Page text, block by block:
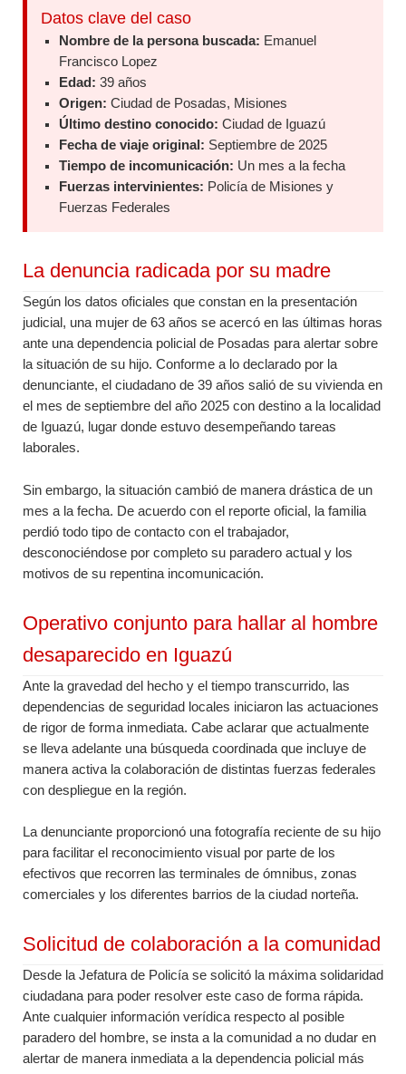
Datos clave del caso
Nombre de la persona buscada: Emanuel
Francisco Lopez
Edad: 39 años
Origen: Ciudad de Posadas, Misiones
Último destino conocido: Ciudad de Iguazú
Fecha de viaje original: Septiembre de 2025
Tiempo de incomunicación: Un mes a la fecha
Fuerzas intervinientes: Policía de Misiones y
Fuerzas Federales
La denuncia radicada por su madre
Según los datos oficiales que constan en la presentación
judicial, una mujer de 63 años se acercó en las últimas horas
ante una dependencia policial de Posadas para alertar sobre
la situación de su hijo. Conforme a lo declarado por la
denunciante, el ciudadano de 39 años salió de su vivienda en
el mes de septiembre del año 2025 con destino a la localidad
de Iguazú, lugar donde estuvo desempeñando tareas
laborales.
Sin embargo, la situación cambió de manera drástica de un
mes a la fecha. De acuerdo con el reporte oficial, la familia
perdió todo tipo de contacto con el trabajador,
desconociéndose por completo su paradero actual y los
motivos de su repentina incomunicación.
Operativo conjunto para hallar al hombre
desaparecido en Iguazú
Ante la gravedad del hecho y el tiempo transcurrido, las
dependencias de seguridad locales iniciaron las actuaciones
de rigor de forma inmediata. Cabe aclarar que actualmente
se lleva adelante una búsqueda coordinada que incluye de
manera activa la colaboración de distintas fuerzas federales
con despliegue en la región.
La denunciante proporcionó una fotografía reciente de su hijo
para facilitar el reconocimiento visual por parte de los
efectivos que recorren las terminales de ómnibus, zonas
comerciales y los diferentes barrios de la ciudad norteña.
Solicitud de colaboración a la comunidad
Desde la Jefatura de Policía se solicitó la máxima solidaridad
ciudadana para poder resolver este caso de forma rápida.
Ante cualquier información verídica respecto al posible
paradero del hombre, se insta a la comunidad a no dudar en
alertar de manera inmediata a la dependencia policial más